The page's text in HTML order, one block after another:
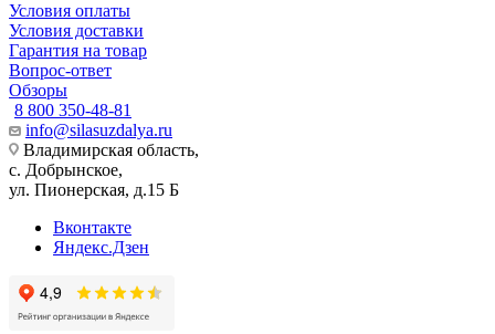
Условия оплаты
Условия доставки
Гарантия на товар
Вопрос-ответ
Обзоры
8 800 350-48-81
info@silasuzdalya.ru
Владимирская область,
с. Добрынское,
ул. Пионерская, д.15 Б
Вконтакте
Яндекс.Дзен